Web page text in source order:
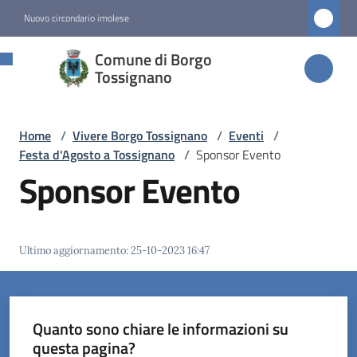
Nuovo circondario imolese
Comune di Borgo
Tossignano
Comune di
Borgo
Novità
Servizi
Vivere
Borgo
Tossignano
Home / Vivere Borgo Tossignano / Eventi /
Festa d'Agosto a Tossignano / Sponsor Evento
Sponsor Evento
Ultimo aggiornamento:25-10-2023 16:47
Quanto sono chiare le informazioni su
questa pagina?